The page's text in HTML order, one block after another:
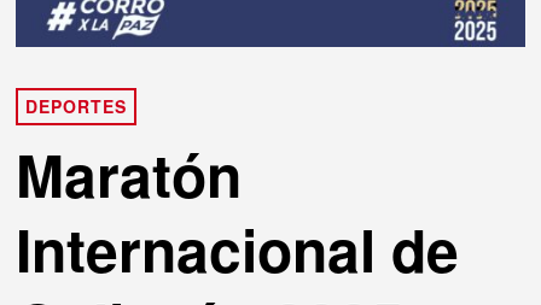
DEPORTES
Maratón
Internacional de